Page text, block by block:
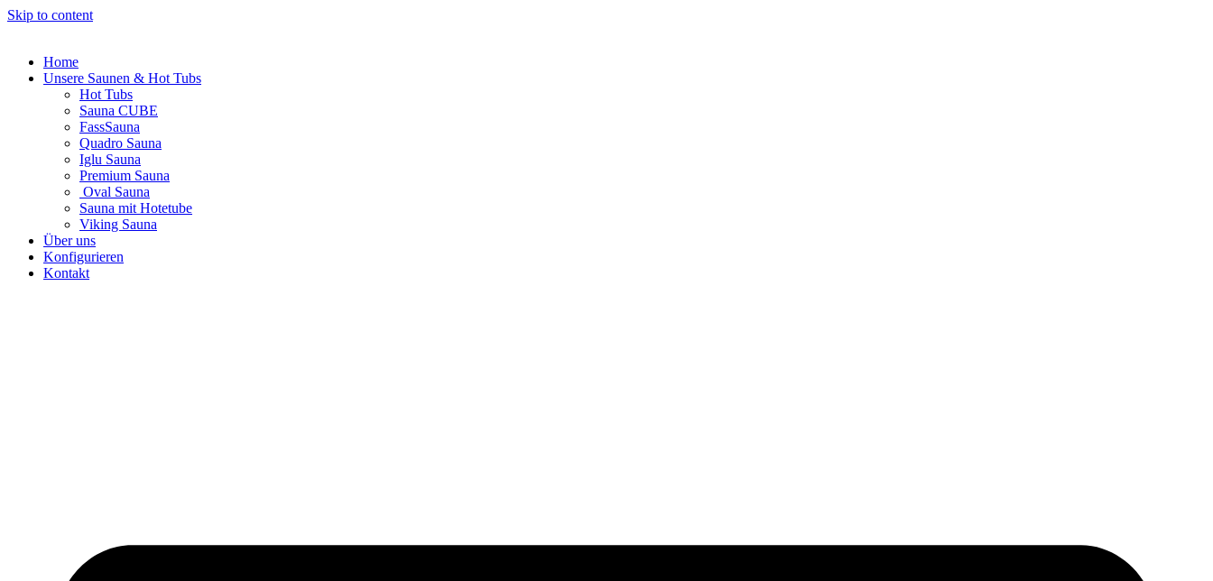
Skip to content
Home
Unsere Saunen & Hot Tubs
Hot Tubs
Sauna CUBE
FassSauna
Quadro Sauna
Iglu Sauna
Premium Sauna
Oval Sauna
Sauna mit Hotetube
Viking Sauna
Über uns
Konfigurieren
Kontakt